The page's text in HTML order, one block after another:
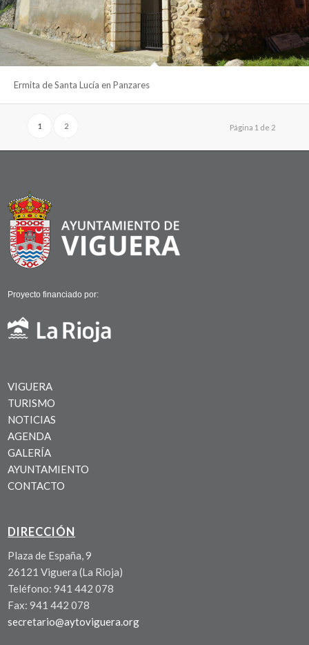
Ermita de Santa Lucía en Panzares
Página 1 de 2
1 2
Proyecto financiado por:
VIGUERA
TURISMO
NOTICIAS
AGENDA
GALERÍA
AYUNTAMIENTO
CONTACTO
DIRECCIÓN
Plaza de España, 9
26121 Viguera (La Rioja)
Teléfono: 941 442 078
Fax: 941 442 078
secretario@aytoviguera.org